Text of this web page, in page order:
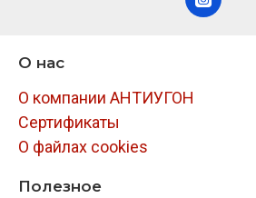
О нас
О компании АНТИУГОН
Сертификаты
О файлах cookies
Полезное